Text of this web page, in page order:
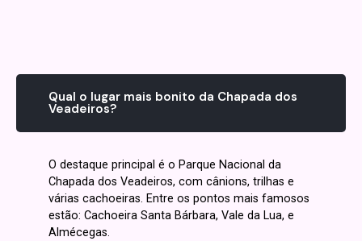
Qual o lugar mais bonito da Chapada dos
Veadeiros?
O destaque principal é o Parque Nacional da
Chapada dos Veadeiros, com cânions, trilhas e
várias cachoeiras. Entre os pontos mais famosos
estão: Cachoeira Santa Bárbara, Vale da Lua, e
Almécegas.